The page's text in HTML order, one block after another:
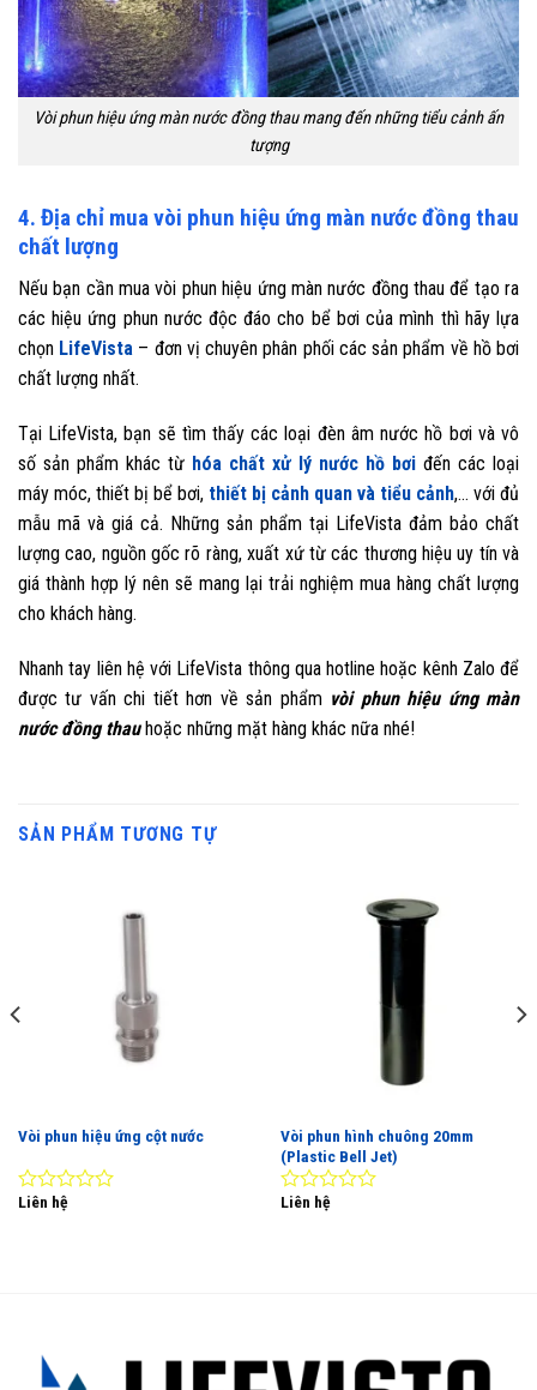
Vòi phun hiệu ứng màn nước đồng thau mang đến những tiểu cảnh ấn
tượng
4. Địa chỉ mua vòi phun hiệu ứng màn nước đồng thau
chất lượng
Nếu bạn cần mua vòi phun hiệu ứng màn nước đồng thau để tạo ra
các hiệu ứng phun nước độc đáo cho bể bơi của mình thì hãy lựa
chọn LifeVista – đơn vị chuyên phân phối các sản phẩm về hồ bơi
chất lượng nhất.
Tại LifeVista, bạn sẽ tìm thấy các loại đèn âm nước hồ bơi và vô
số sản phẩm khác từ hóa chất xử lý nước hồ bơi đến các loại
máy móc, thiết bị bể bơi, thiết bị cảnh quan và tiểu cảnh,… với đủ
mẫu mã và giá cả. Những sản phẩm tại LifeVista đảm bảo chất
lượng cao, nguồn gốc rõ ràng, xuất xứ từ các thương hiệu uy tín và
giá thành hợp lý nên sẽ mang lại trải nghiệm mua hàng chất lượng
cho khách hàng.
Nhanh tay liên hệ với LifeVista thông qua hotline hoặc kênh Zalo để
được tư vấn chi tiết hơn về sản phẩm vòi phun hiệu ứng màn
nước đồng thauhoặc những mặt hàng khác nữa nhé!
SẢN PHẨM TƯƠNG TỰ
Vòi phun hiệu ứng cột nước
0
Liên hệ
Vòi phun hình chuông 20mm
(Plastic Bell Jet)
0
Liên hệ